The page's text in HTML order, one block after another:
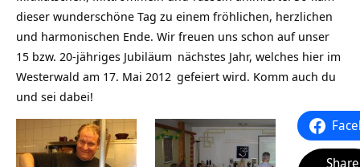
dieser wunderschöne Tag zu einem fröhlichen, herzlichen
und harmonischen Ende. Wir freuen uns schon auf unser
15 bzw. 20-jähriges Jubiläum nächstes Jahr, welches hier im
Westerwald am 17. Mai 2012 gefeiert wird. Komm auch du
und sei dabei!
Share